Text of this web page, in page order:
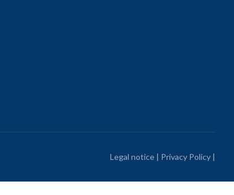
Legal notice| Privacy Policy|